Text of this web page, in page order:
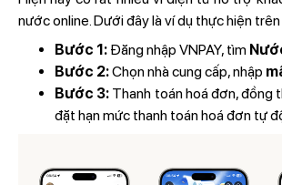
nước online. Dưới đây là ví dụ thực hiện trên
Bước 1: Đăng nhập VNPAY, tìm
Bước 2:Chọn nhà cung cấp, nhập
Bước 3: Thanh toán hoá đơn, đồng
đặt hạn mức thanh toán hoá đơn tự